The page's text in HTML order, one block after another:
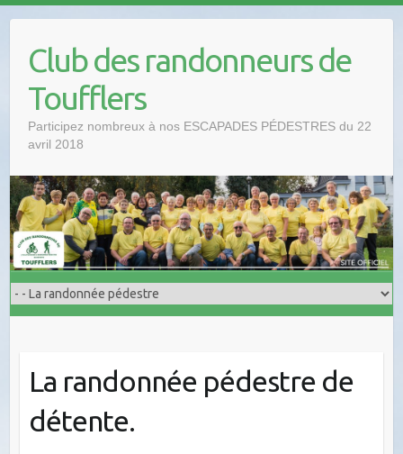
Club des randonneurs de
Toufflers
Participez nombreux à nos ESCAPADES PÉDESTRES du 22
avril 2018
La randonnée pédestre de
détente.